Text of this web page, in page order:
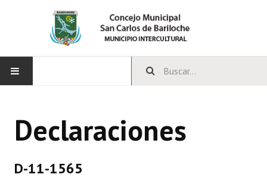
CONCEJO
Declaraciones
D-11-1565